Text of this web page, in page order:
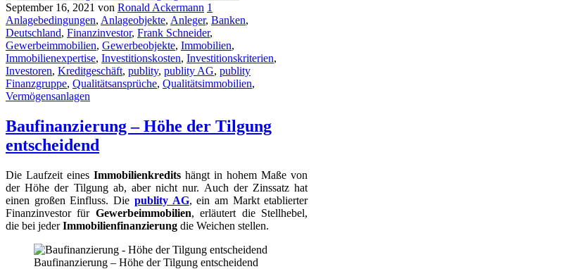
September 16, 2021 von Ronald Ackermann 1
Anlagebedingungen, Anlageobjekte, Anleger, Banken,
Deutschland, Finanzinvestor, Frank Schneider,
Gewerbeimmobilien, Gewerbeobjekte, Immobilien,
Immobilienexpertise, Investitionskosten, Investitionskriterien,
Investoren, Kreditgeschäft, publity, publity AG, publity
Finanzgruppe, Qualitätsansprüche, Qualitätsimmobilien,
Vermögensanlagen
Baufinanzierung – Höhe der Tilgung
entscheidend
Die Laufzeit einesImmobilienkredits hängt in hohem Maße von
der Höhe der Tilgung ab, aber nicht nur. Auch der Zinssatz hat
einen großen Einfluss. Die publity AG, ein am Markt etablierter
Finanzinvestor für Gewerbeimmobilien, erläutert die Stellhebel,
die bei jederImmobilienfinanzierung die Weichen stellen.
Baufinanzierung – Höhe der Tilgung entscheidend